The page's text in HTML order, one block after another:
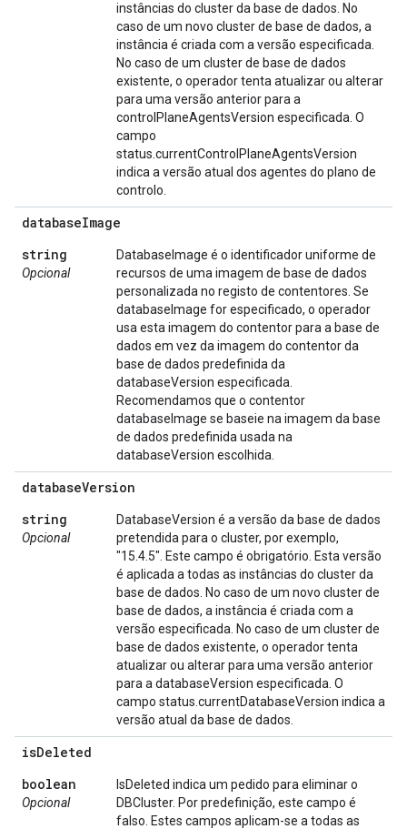
instâncias do cluster da base de dados. No
caso de um novo cluster de base de dados, a
instância é criada com a versão especificada.
No caso de um cluster de base de dados
existente, o operador tenta atualizar ou alterar
para uma versão anterior para a
controlPlaneAgentsVersion especificada. O
campo
status.currentControlPlaneAgentsVersion
indica a versão atual dos agentes do plano de
controlo.
databaseImage
string
Opcional
DatabaseImage é o identificador uniforme de
recursos de uma imagem de base de dados
personalizada no registo de contentores. Se
databaseImage for especificado, o operador
usa esta imagem do contentor para a base de
dados em vez da imagem do contentor da
base de dados predefinida da
databaseVersion especificada.
Recomendamos que o contentor
databaseImage se baseie na imagem da base
de dados predefinida usada na
databaseVersion escolhida.
databaseVersion
string
Opcional
DatabaseVersion é a versão da base de dados
pretendida para o cluster, por exemplo,
"15.4.5". Este campo é obrigatório. Esta versão
é aplicada a todas as instâncias do cluster da
base de dados. No caso de um novo cluster de
base de dados, a instância é criada com a
versão especificada. No caso de um cluster de
base de dados existente, o operador tenta
atualizar ou alterar para uma versão anterior
para a databaseVersion especificada. O
campo status.currentDatabaseVersion indica a
versão atual da base de dados.
isDeleted
boolean
Opcional
IsDeleted indica um pedido para eliminar o
DBCluster. Por predefinição, este campo é
falso. Estes campos aplicam-se a todas as